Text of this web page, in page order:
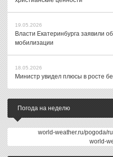
19.05.2026
Власти Екатеринбурга заявили
мобилизации
18.05.2026
Министр увидел плюсы в росте
Погода на неделю
world-weather.ru/pogoda/
world-